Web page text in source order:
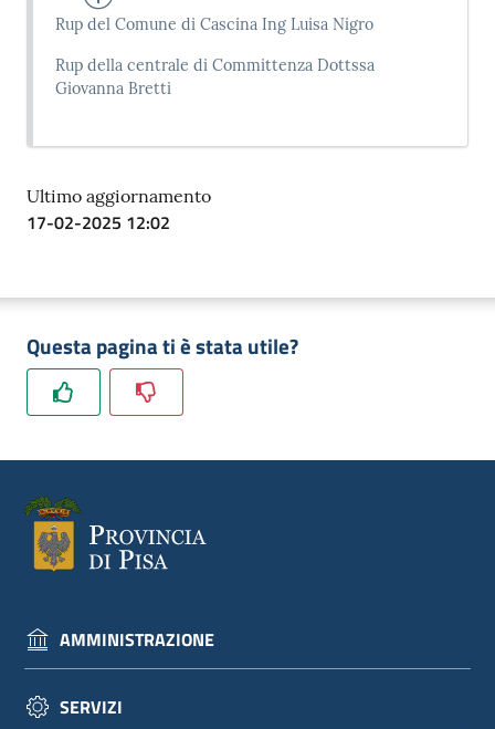
Rup del Comune di Cascina Ing Luisa Nigro
Rup della centrale di Committenza Dottssa
Giovanna Bretti
Ultimo aggiornamento
17-02-2025 12:02
Questa pagina ti è stata utile?
AMMINISTRAZIONE
SERVIZI